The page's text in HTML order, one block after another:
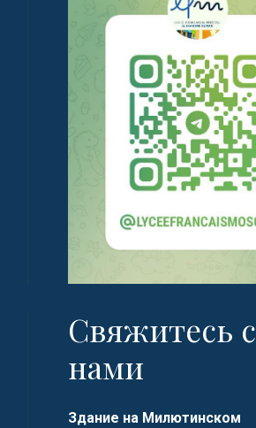
Свяжитесь с
нами
Здание на Милютинском